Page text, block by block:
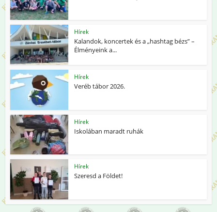
Hírek
Kalandok, koncertek és a „hashtag bézs” –
Élményeink a...
Hírek
Veréb tábor 2026.
Hírek
Iskolában maradt ruhák
Hírek
Szeresd a Földet!